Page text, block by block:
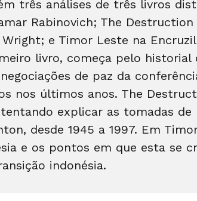
três análises de três livros
Rabinovich; The
Wright; e Timor Leste na
livro, começa pelo
de paz da
nos últimos anos. The
explicar as tomadas
desde 1945 a 1997. Em
e os pontos em que esta se
indonésia.